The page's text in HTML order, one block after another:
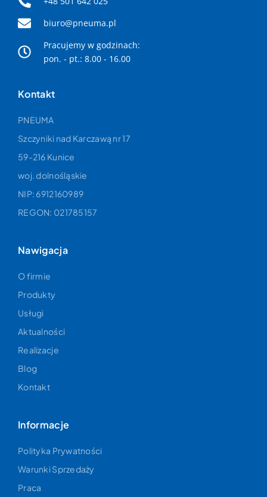
biuro@pneuma.pl
Pracujemy w godzinach:
pon. - pt.: 8.00 - 16.00
Kontakt
PNEUMA
Szczyniki nad Karczawą nr 17
59-216 Kunice
woj. dolnośląskie
NIP: 6912160989
REGON: 021785157
Nawigacja
O firmie
Produkty
Usługi
Aktualności
Realizacje
Blog
Kontakt
Informacje
Polityka Prywatności
Warunki Sprzedaży
Praca